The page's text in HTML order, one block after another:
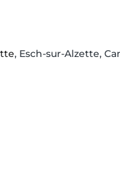
, Esch-sur-Alzette,